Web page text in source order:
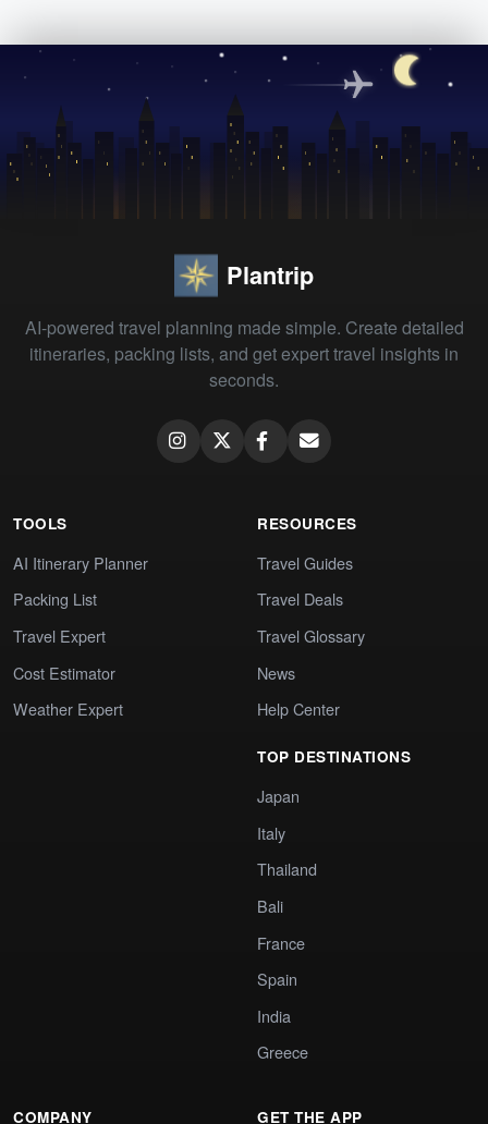
Plantrip
AI-powered travel planning made simple. Create detailed
itineraries, packing lists, and get expert travel insights in
seconds.
TOOLS
AI Itinerary Planner
Packing List
Travel Expert
Cost Estimator
Weather Expert
RESOURCES
Travel Guides
Travel Deals
Travel Glossary
News
Help Center
TOP DESTINATIONS
Japan
Italy
Thailand
Bali
France
Spain
India
Greece
COMPANY GET THE APP